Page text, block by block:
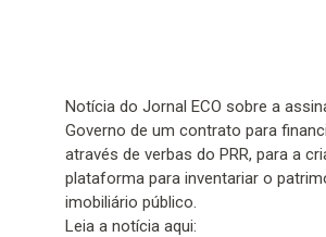
Notícia do Jornal ECO sobre a
Governo de um contrato para
através de verbas do PRR, para a
plataforma para inventariar o
imobiliário público.
Leia a notícia aqui: